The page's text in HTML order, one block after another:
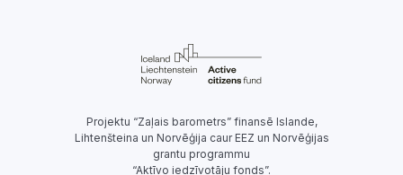
Projektu “Zaļais barometrs” finansē Islande,
Lihtenšteina un Norvēģija caur EEZ un Norvēģijas
grantu programmu
“Aktīvo iedzīvotāju fonds”.